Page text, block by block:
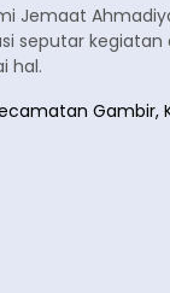
Jemaat
seputar kegiatan
hal.
Gambir,